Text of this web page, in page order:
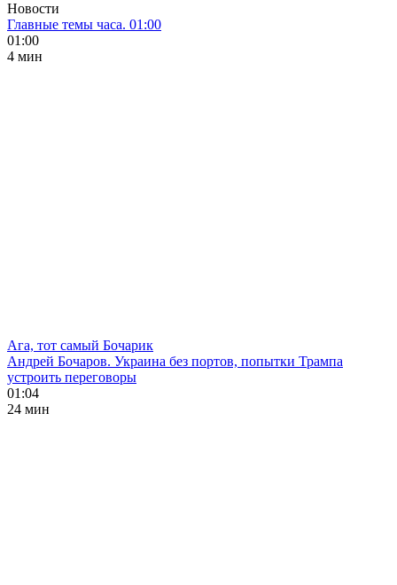
Новости
Главные темы часа. 01:00
01:00
4 мин
Ага, тот самый Бочарик
Андрей Бочаров. Украина без портов, попытки Трампа
устроить переговоры
01:04
24 мин